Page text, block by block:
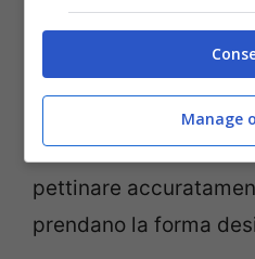
Dopo aver tolto la
dell’acqua dai capelli
una piccola quantità
sulle radici.A questo
pettinare
prendano la forma
Manage